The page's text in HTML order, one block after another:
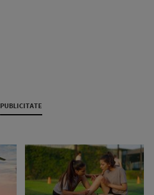
PUBLICITATE